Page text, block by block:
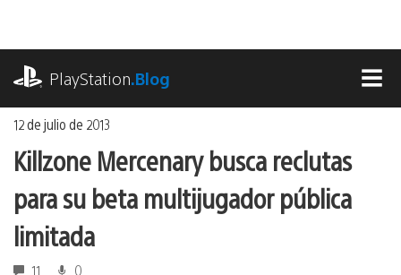
contenido
PlayStation.Blog
12 de julio de 2013
Killzone Mercenary busca reclutas
para su beta multijugador pública
limitada
11 0